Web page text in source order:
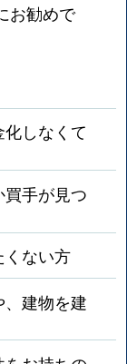
お勧めで
しなくて
手が見つ
くない方
建物を建